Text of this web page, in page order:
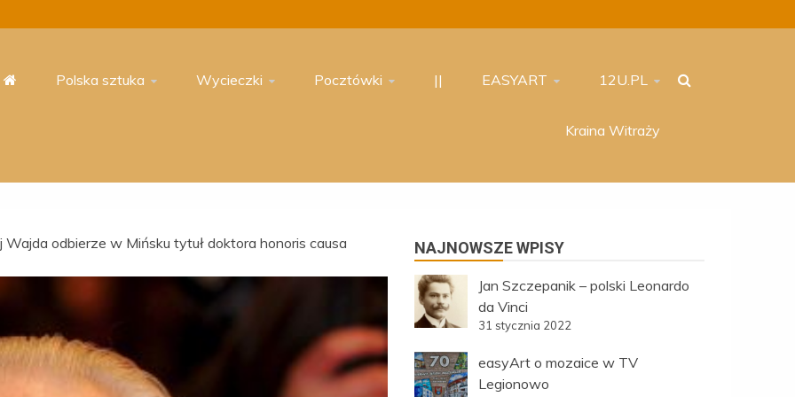
Polska sztuka Wycieczki Pocztówki || EASYART 12U.PL
Kraina Witraży
Wajda odbierze w Mińsku tytuł doktora honoris causa NAJNOWSZE WPISY
Jan Szczepanik – polski Leonardo
da Vinci
31 stycznia 2022
easyArt o mozaice w TV
Legionowo